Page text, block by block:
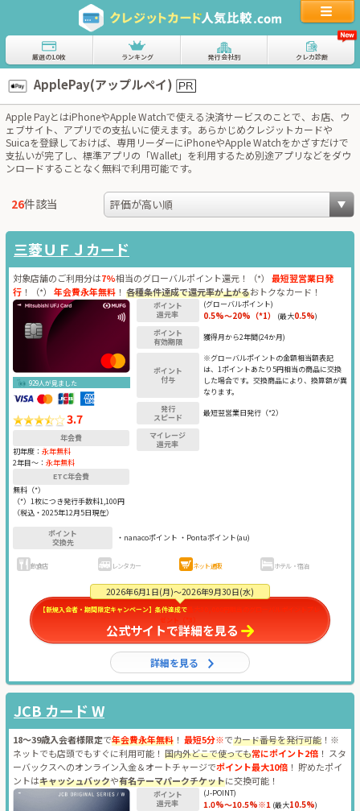
厳選の10枚 ランキング 発行会社別 クレカ診断
ApplePay(アップルペイ)
Apple PayとはiPhoneやApple Watchで使える決済サービスのことで、お店、ウ
ェブサイト、アプリでの支払いに使えます。あらかじめクレジットカードや
Suicaを登録しておけば、専用リーダーにiPhoneやApple Watchをかざすだけで
支払いが完了し、標準アプリの「Wallet」を利用するため別途アプリなどをダウ
ンロードすることなく無料で利用可能です。
26件該当
三菱ＵＦＪカード
対象店舗のご利用分は7%相当のグローバルポイント還元！（*） 最短翌営業日発
行 ！（*） 年会費永年無料 ！ 各種条件達成で還元率が上がるおトクなカード！
929人が見ました
3.7
年会費
初年度： 永年無料
2年目〜： 永年無料
ETC年会費
無料（*）
（*）1枚につき発行手数料1,100円
（税込・2025年12月5日現在）
ポイント
還元率
(グローバルポイント)
0.5%〜20%（*1） (最大0.5%)
ポイント
有効期限
獲得月から2年間(24か月)
ポイント
付与
※グローバルポイントの金額相当額表記
は、1ポイントあたり5円相当の商品に交換
した場合です。交換商品により、換算額が異
なります。
発行
スピード
最短翌営業日発行（*2）
マイレージ
還元率
ポイント
交換先
・nanacoポイント ・Pontaポイント(au)
飲食店 レンタカー ネット通販 ホテル・宿泊
【新規入会者・期間限定キャンペーン】条件達成で
2026年6月1日(月)～2026年9月30日(水)
公式サイトで詳細を見る
詳細を見る
JCB カード W
18～39歳入会者様限定で年会費永年無料 ！ 最短5分※でカード番号を発行可能 ！※
ネットでも店頭でもすぐに利用可能！ 国内外どこで使っても常にポイント2倍 ！ スタ
ーバックスへのオンライン入金＆オートチャージでポイント最大10倍 ！ 貯めたポイ
ントはキャッシュバックや有名テーマパークチケットに交換可能！
ポイント
還元率
(J-POINT)
1.0%～10.5%※1 (最大10.5%)